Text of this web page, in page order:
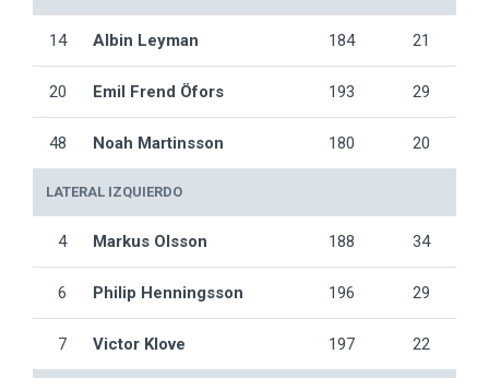
14 Albin Leyman 184 21
20 Emil Frend Öfors 193 29
48 Noah Martinsson 180 20
LATERAL IZQUIERDO
4 Markus Olsson 188 34
6 Philip Henningsson 196 29
7 Victor Klove 197 22